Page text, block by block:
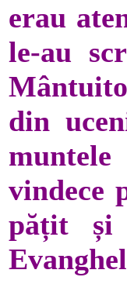
erau
le-au
din
vindece
pățit și